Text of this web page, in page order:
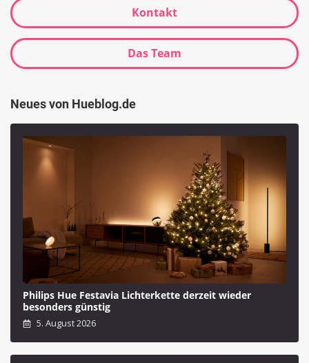
Kontakt
Das Team
Neues von Hueblog.de
Philips Hue Festavia Lichterkette derzeit wieder
besonders günstig
5. August 2026